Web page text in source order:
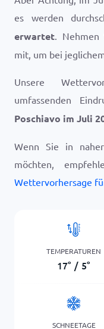
es werden
erwartet. Nehmen
mit, um bei
Unsere
umfassenden
Poschiavo im Juli
Wenn Sie in
möchten,
Wettervorhersage
TEMPERATUREN
17° / 5°
SCHNEETAGE